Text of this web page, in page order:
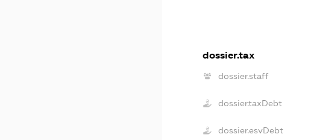
dossier.tax
dossier.staff
dossier.taxDebt
dossier.esvDebt